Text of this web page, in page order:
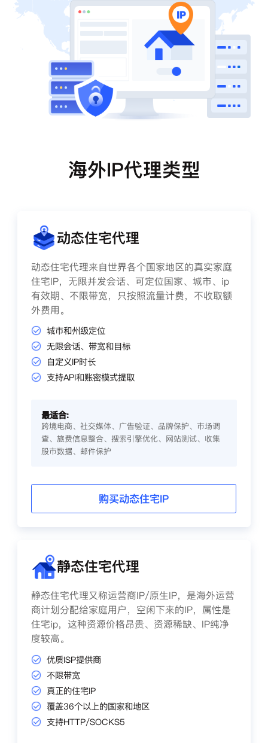
海外IP代理类型
动态住宅代理
动态住宅代理来自世界各个国家地区的真实家庭
住宅IP，无限并发会话、可定位国家、城市、ip
有效期、不限带宽，只按照流量计费，不收取额
外费用。
城市和州级定位
无限会话、带宽和目标
自定义IP时长
支持API和账密模式提取
最适合:
跨境电商、社交媒体、广告验证、品牌保护、市场调
查、旅费信息整合、搜索引擎优化、网站测试、收集
股市数据、邮件保护
购买动态住宅IP
静态住宅代理
静态住宅代理又称运营商IP/原生IP，是海外运营
商计划分配给家庭用户，空闲下来的IP，属性是
住宅ip，这种资源价格昂贵、资源稀缺、IP纯净
度较高。
优质ISP提供商
不限带宽
真正的住宅IP
覆盖36个以上的国家和地区
支持HTTP/SOCKS5